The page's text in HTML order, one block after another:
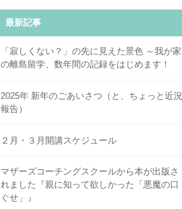
最新記事
「寂しくない？」の先に見えた景色 ～我が家
の離島留学、数年間の記録をはじめます！
2025年 新年のごあいさつ（と、ちょっと近況
報告）
２月・３月開講スケジュール
マザーズコーチングスクールから本が出版さ
れました『親に知って欲しかった「悪魔の口
ぐせ」』